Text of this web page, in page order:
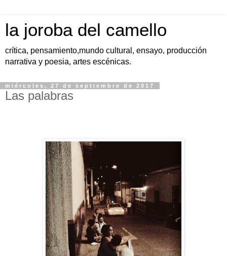
la joroba del camello
crítica, pensamiento,mundo cultural, ensayo, producción
narrativa y poesia, artes escénicas.
miércoles, 27 de septiembre de 2017
Las palabras